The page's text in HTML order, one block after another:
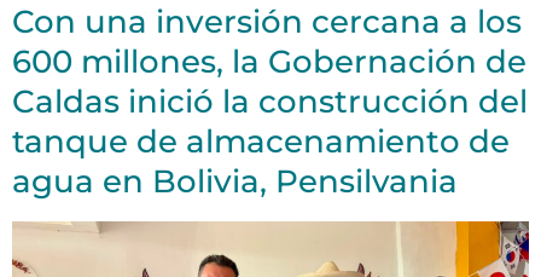
Con una inversión cercana a los
600 millones, la Gobernación de
Caldas inició la construcción del
tanque de almacenamiento de
agua en Bolivia, Pensilvania